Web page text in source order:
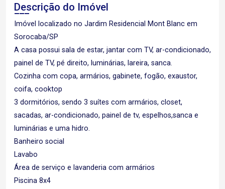
Descrição do Imóvel
Imóvel localizado no Jardim Residencial Mont Blanc em
Sorocaba/SP
A casa possui sala de estar, jantar com TV, ar-condicionado,
painel de TV, pé direito, luminárias, lareira, sanca.
Cozinha com copa, armários, gabinete, fogão, exaustor,
coifa, cooktop
3 dormitórios, sendo 3 suítes com armários, closet,
sacadas, ar-condicionado, painel de tv, espelhos,sanca e
luminárias e uma hidro.
Banheiro social
Lavabo
Área de serviço e lavanderia com armários
Piscina 8x4